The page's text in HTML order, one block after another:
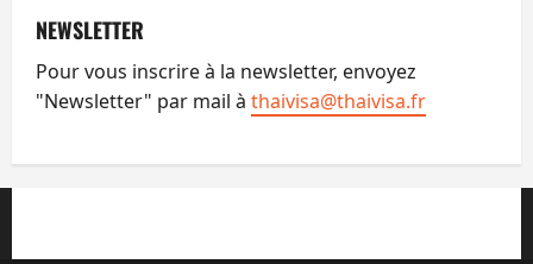
NEWSLETTER
Pour vous inscrire à la newsletter, envoyez
"Newsletter" par mail à thaivisa@thaivisa.fr